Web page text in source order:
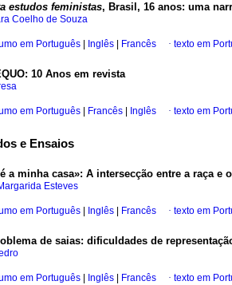
estudos feministas, Brasil, 16 anos: uma
Coelho de Souza
em Português Inglês Francês · texto em
: 10 Anos em revista
em Português Francês Inglês · texto em
e Ensaios
a minha casa»: A intersecção entre a raça e
Esteves
em Português Inglês Francês · texto em
de saias: dificuldades de
em Português Inglês Francês · texto em